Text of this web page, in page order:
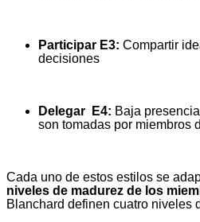
Participar E3: Compartir
decisiones
Delegar E4: Baja
son tomadas por miembros
Cada uno de estos estilos se
niveles de madurez de los
Blanchard definen cuatro niveles